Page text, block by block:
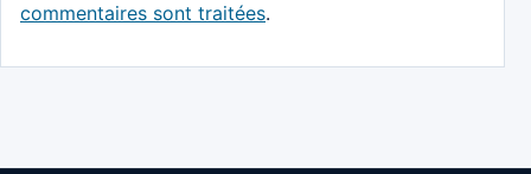
commentaires sont traitées.